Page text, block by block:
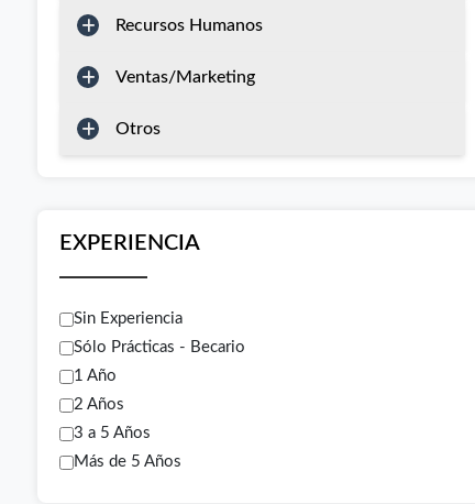
Recursos Humanos
Ventas/Marketing
Otros
EXPERIENCIA
Sin Experiencia
Sólo Prácticas - Becario
1 Año
2 Años
3 a 5 Años
Más de 5 Años